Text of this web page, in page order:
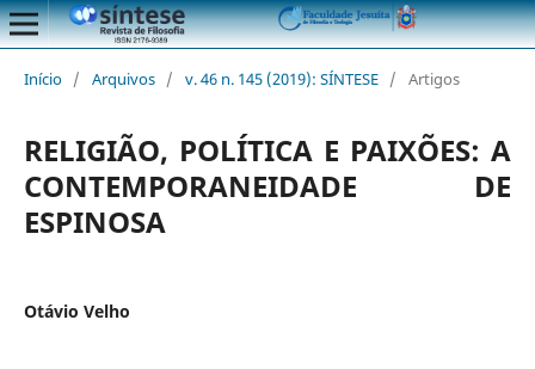
Início / Arquivos / v. 46 n. 145 (2019): SÍNTESE / Artigos
RELIGIÃO, POLÍTICA E PAIXÕES: A
CONTEMPORANEIDADE DE
ESPINOSA
Otávio Velho